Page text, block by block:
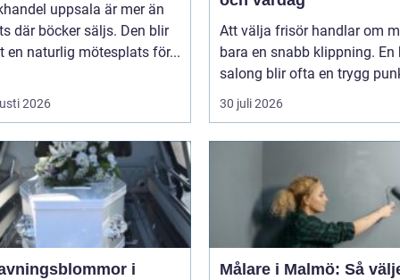
uppsala är mer än
där böcker säljs. Den blir
en naturlig mötesplats för...
2026
Att välja frisör handlar om
bara en snabb klippning. En
salong blir ofta en trygg
30 juli 2026
i
Målare i Malmö: Så